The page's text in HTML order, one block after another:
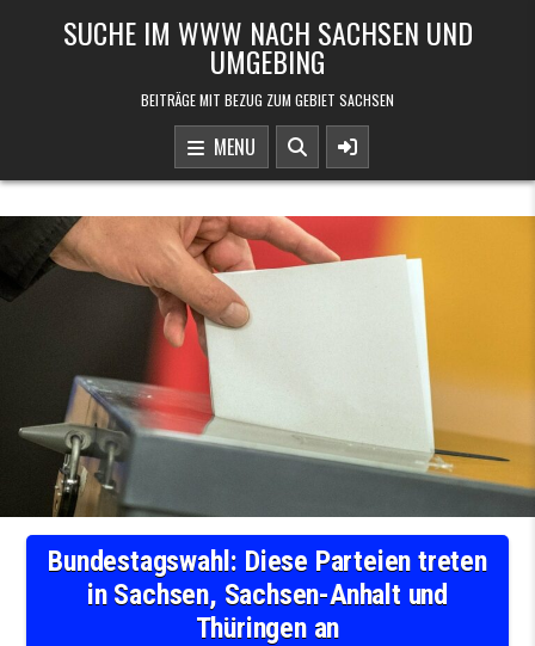
SUCHE IM WWW NACH SACHSEN UND
UMGEBING
BEITRÄGE MIT BEZUG ZUM GEBIET SACHSEN
MENU
Bundestagswahl: Diese Parteien treten
in Sachsen, Sachsen-Anhalt und
Thüringen an